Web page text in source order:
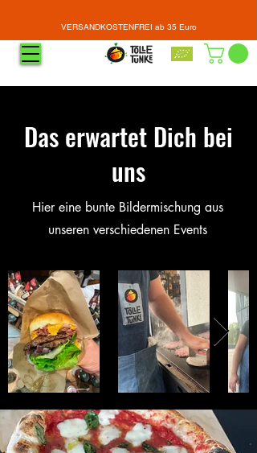
VERSANDKOSTENFREI ab 35 Euro
Das erwartet Dich bei
uns
Hier eine bunte Bildermischung aus
unseren verschiedenen Events